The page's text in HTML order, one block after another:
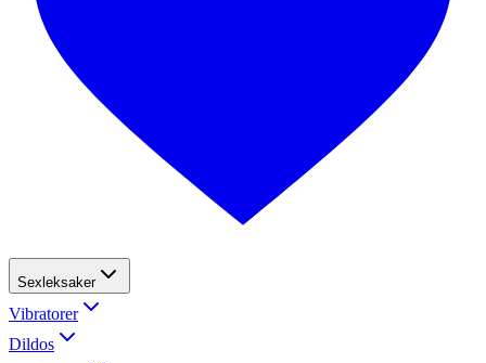
Sexleksaker
Vibratorer
Dildos